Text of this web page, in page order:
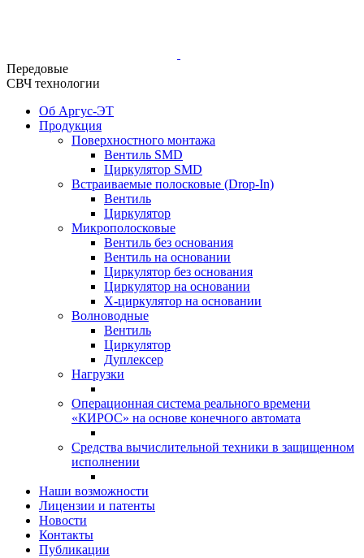
Передовые
СВЧ технологии
Об Аргус-ЭТ
Продукция
Поверхностного монтажа
Вентиль SMD
Циркулятор SMD
Встраиваемые полосковые (Drop-In)
Вентиль
Циркулятор
Микрополосковые
Вентиль без основания
Вентиль на основании
Циркулятор без основания
Циркулятор на основании
Х-циркулятор на основании
Волноводные
Вентиль
Циркулятор
Дуплексер
Нагрузки
Операционная система реального времени
«КИРОС» на основе конечного автомата
Средства вычислительной техники в защищенном
исполнении
Наши возможности
Лицензии и патенты
Новости
Контакты
Публикации